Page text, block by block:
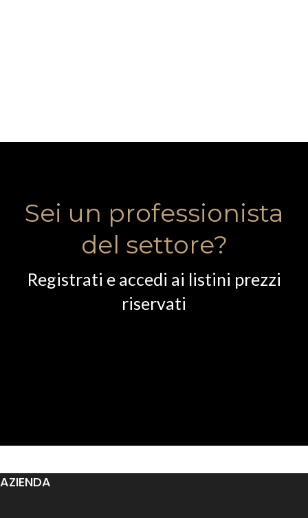
Sei un professionista
del settore?
Registrati e accedi ai listini prezzi
riservati
AZIENDA